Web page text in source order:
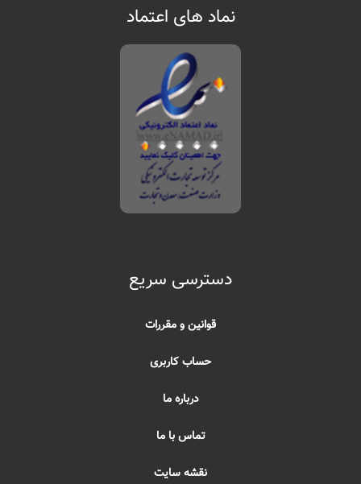
نماد های اعتماد
دسترسی سریع
قوانین و مقررات
حساب کاربری
درباره ما
تماس با ما
نقشه سایت